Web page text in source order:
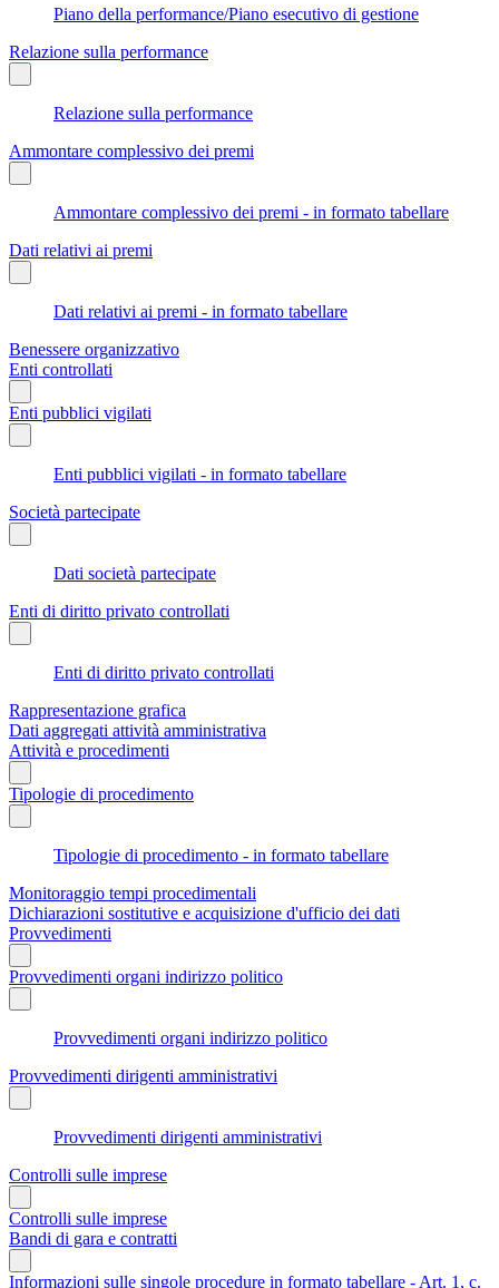
Piano della performance/Piano esecutivo di gestione
Relazione sulla performance
Relazione sulla performance
Ammontare complessivo dei premi
Ammontare complessivo dei premi - in formato tabellare
Dati relativi ai premi
Dati relativi ai premi - in formato tabellare
Benessere organizzativo
Enti controllati
Enti pubblici vigilati
Enti pubblici vigilati - in formato tabellare
Società partecipate
Dati società partecipate
Enti di diritto privato controllati
Enti di diritto privato controllati
Rappresentazione grafica
Dati aggregati attività amministrativa
Attività e procedimenti
Tipologie di procedimento
Tipologie di procedimento - in formato tabellare
Monitoraggio tempi procedimentali
Dichiarazioni sostitutive e acquisizione d'ufficio dei dati
Provvedimenti
Provvedimenti organi indirizzo politico
Provvedimenti organi indirizzo politico
Provvedimenti dirigenti amministrativi
Provvedimenti dirigenti amministrativi
Controlli sulle imprese
Controlli sulle imprese
Bandi di gara e contratti
Informazioni sulle singole procedure in formato tabellare - Art. 1, c.